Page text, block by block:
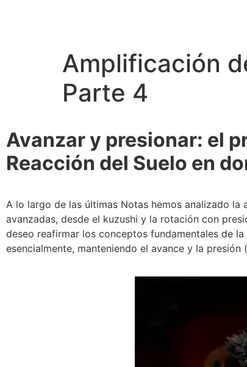
Amplificación
Parte 4
Avanzar y presionar: el
Reacción del Suelo en
A lo largo de las últimas Notas hemos analizado la
avanzadas, desde el kuzushi y la rotación con
deseo reafirmar los conceptos fundamentales de
esencialmente, manteniendo el avance y la presión